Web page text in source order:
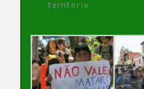
territorio